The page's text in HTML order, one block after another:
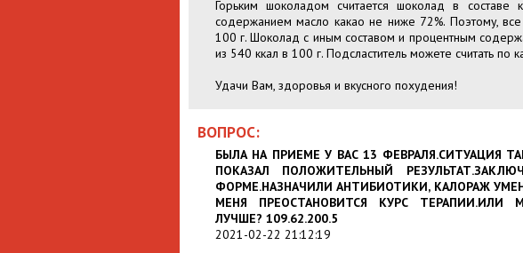
Горьким шоколадом считается шоколад в
содержанием масло какао не ниже 72%. Поэтому,
100 г. Шоколад с иным составом и процентным
из 540 ккал в 100 г. Подсластитель можете считать по
Удачи Вам, здоровья и вкусного похудения!
ВОПРОС:
БЫЛА НА ПРИЕМЕ У ВАС 13 ФЕВРАЛЯ.СИТУАЦИЯ
ПОКАЗАЛ ПОЛОЖИТЕЛЬНЫЙ
ФОРМЕ.НАЗНАЧИЛИ АНТИБИОТИКИ, КАЛОРАЖ
МЕНЯ ПРЕОСТАНОВИТСЯ КУРС
ЛУЧШЕ? 109.62.200.5
2021-02-22 21:12:19